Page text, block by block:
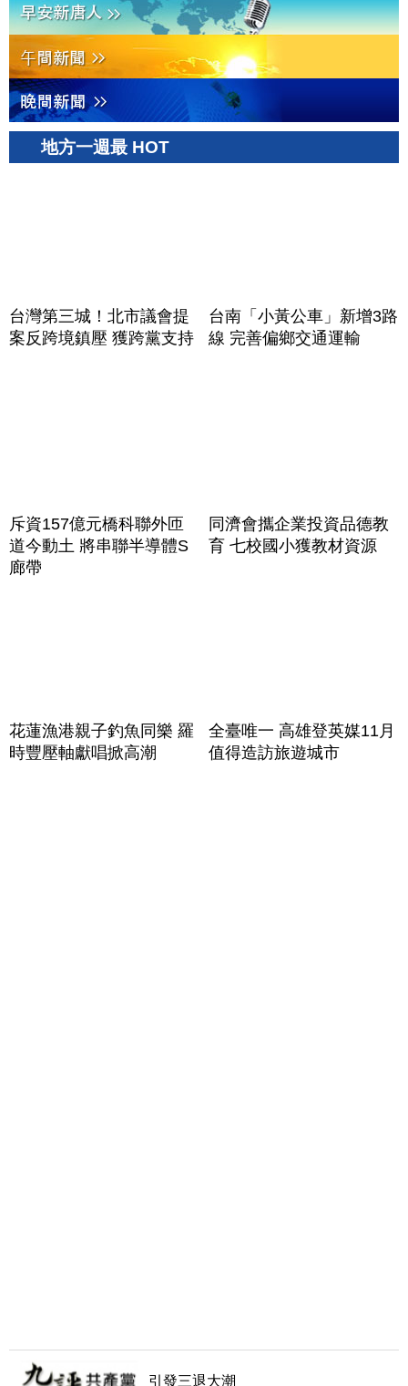
地方一週最 HOT
台灣第三城！北市議會提
案反跨境鎮壓 獲跨黨支持
台南「小黃公車」新增3路
線 完善偏鄉交通運輸
斥資157億元橋科聯外匝
道今動土 將串聯半導體S
廊帶
同濟會攜企業投資品德教
育 七校國小獲教材資源
花蓮漁港親子釣魚同樂 羅
時豐壓軸獻唱掀高潮
全臺唯一 高雄登英媒11月
值得造訪旅遊城市
引發三退大潮